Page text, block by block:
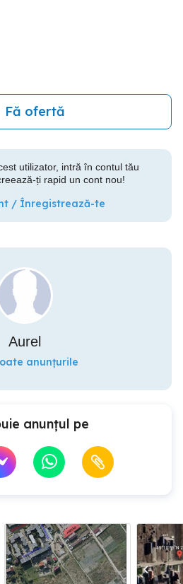
Fă ofertă
utilizator, intră în contul tău
ți rapid un cont nou!
/ Înregistrează-te
Aurel
anunțurile
anunțul pe